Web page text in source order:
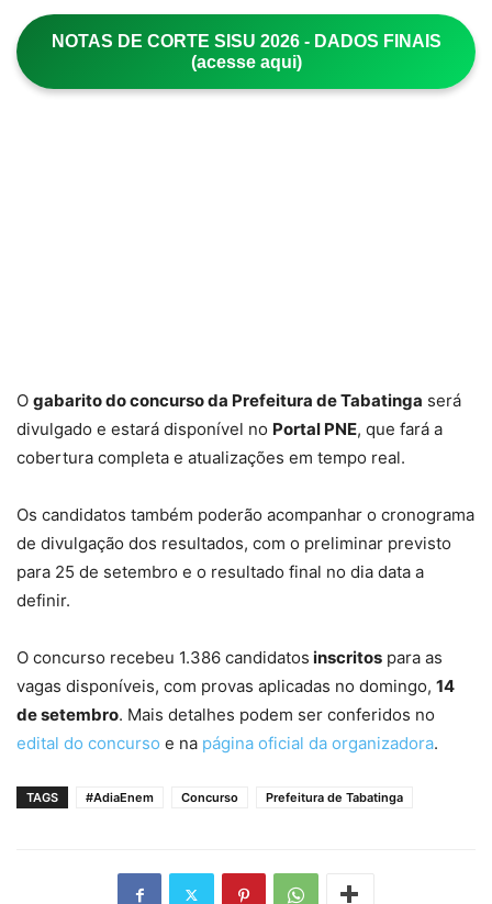
NOTAS DE CORTE SISU 2026 - DADOS FINAIS
(acesse aqui)
O gabarito do concurso da Prefeitura de Tabatinga será
divulgado e estará disponível no Portal PNE, que fará a
cobertura completa e atualizações em tempo real.
Os candidatos também poderão acompanhar o cronograma
de divulgação dos resultados, com o preliminar previsto
para 25 de setembro e o resultado final no dia data a
definir.
O concurso recebeu 1.386 candidatos inscritos para as
vagas disponíveis, com provas aplicadas no domingo, 14
de setembro. Mais detalhes podem ser conferidos no
edital do concurso e na página oficial da organizadora.
TAGS #AdiaEnem Concurso Prefeitura de Tabatinga